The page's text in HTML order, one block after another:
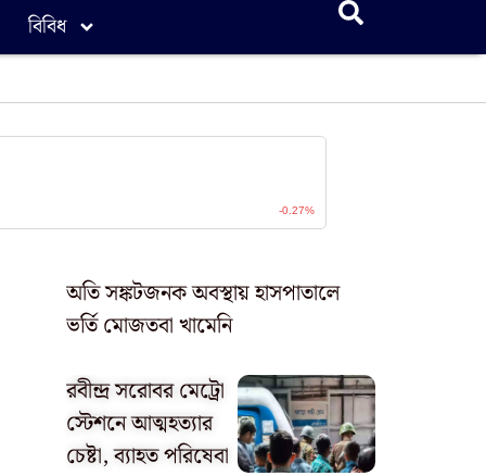
বিবিধ
অতি সঙ্কটজনক অবস্থায় হাসপাতালে
ভর্তি মোজতবা খামেনি
রবীন্দ্র সরোবর মেট্রো
স্টেশনে আত্মহত্যার
চেষ্টা, ব্যাহত পরিষেবা